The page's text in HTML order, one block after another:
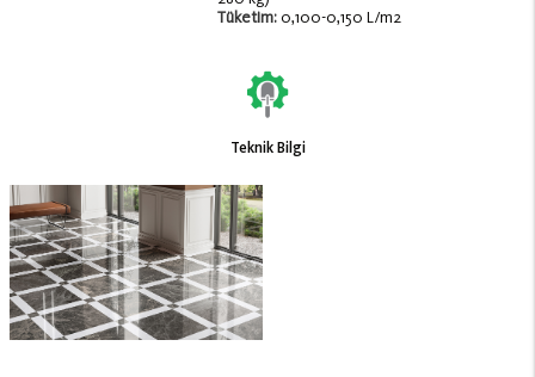
Tüketim:0,100-0,150 L/m2
Teknik Bilgi